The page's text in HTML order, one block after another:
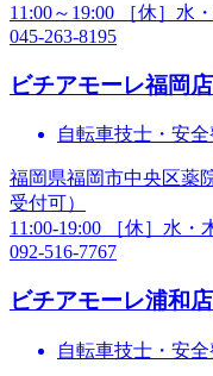
11:00～19:00 ［休］水
045-263-8195
ビチアモーレ福岡店
自転車技士・安
福岡県福岡市中央区
受付可）
11:00-19:00 ［休］水・
092-516-7767
ビチアモーレ浦和店
自転車技士・安